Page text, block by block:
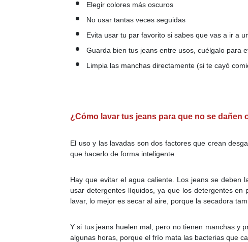
Elegir colores más oscuros
No usar tantas veces seguidas
Evita usar tu par favorito si sabes que vas a ir a
Guarda bien tus jeans entre usos, cuélgalo para
Limpia las manchas directamente (si te cayó
¿Cómo lavar tus jeans para que no se dañen
El uso y las lavadas son dos factores que crean
que hacerlo de forma inteligente.
Hay que evitar el agua caliente. Los jeans se deben
usar detergentes líquidos, ya que los detergentes
lavar, lo mejor es secar al aire, porque la secadora
Y si tus jeans huelen mal, pero no tienen manchas y
algunas horas, porque el frío mata las bacterias que